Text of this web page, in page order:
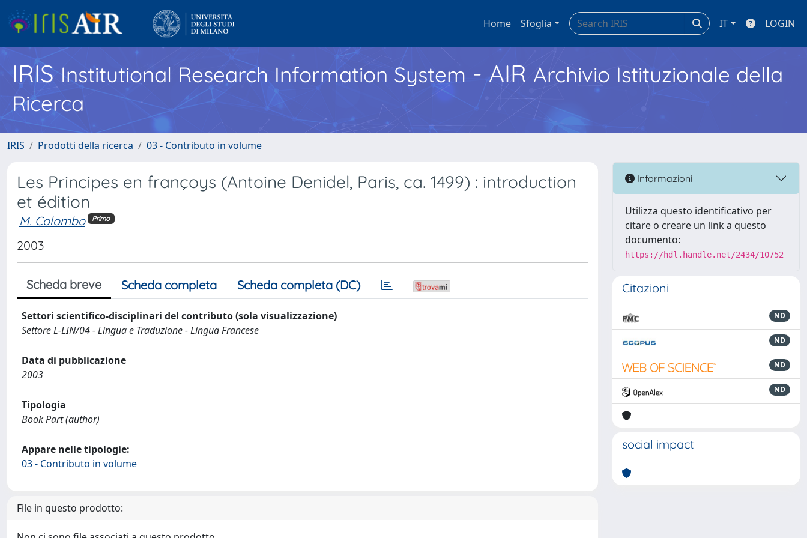
Home Sfoglia IT LOGIN
IRISInstitutional Research Information System - AIR Archivio Istituzionale della
Ricerca
IRIS Prodotti della ricerca 03 - Contributo in volume
Les Principes en françoys (Antoine Denidel, Paris, ca. 1499) : introduction
et édition
M. Colombo Primo
2003
Scheda breve Scheda completa Scheda completa (DC)
Settori scientifico-disciplinari del contributo (sola visualizzazione)
Settore L-LIN/04 - Lingua e Traduzione - Lingua Francese
Data di pubblicazione
2003
Tipologia
Book Part (author)
Appare nelle tipologie:
03 - Contributo in volume
File in questo prodotto:
Informazioni
Utilizza questo identificativo per
citare o creare un link a questo
documento:
https://hdl.handle.net/2434/10752
Citazioni
ND
ND
ND
ND
social impact